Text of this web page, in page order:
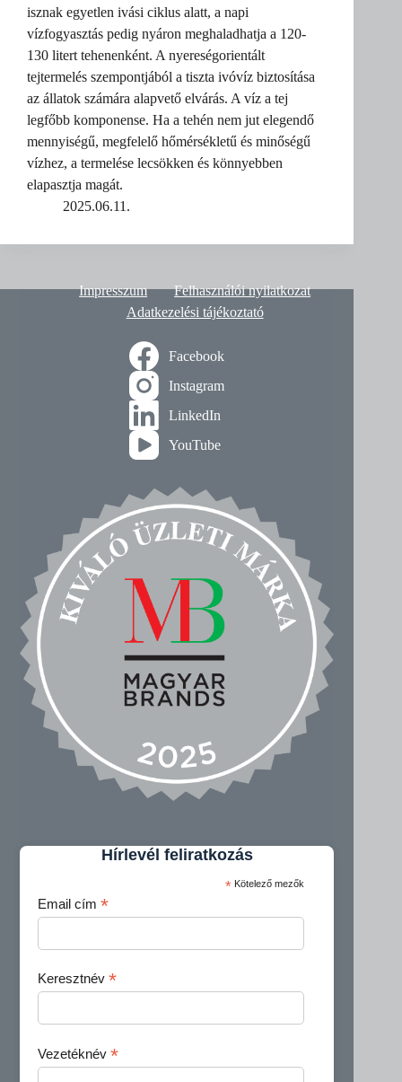
isznak egyetlen ivási ciklus alatt, a napi
vízfogyasztás pedig nyáron meghaladhatja a 120-
130 litert tehenenként. A nyereségorientált
tejtermelés szempontjából a tiszta ivóvíz biztosítása
az állatok számára alapvető elvárás. A víz a tej
legfőbb komponense. Ha a tehén nem jut elegendő
mennyiségű, megfelelő hőmérsékletű és minőségű
vízhez, a termelése lecsökken és könnyebben
elapasztja magát.
2025.06.11.
Impresszum
Felhasználói nyilatkozat
Adatkezelési tájékoztató
Facebook
Instagram
LinkedIn
YouTube
Hírlevél feliratkozás
* Kötelező mezők
Email cím*
Keresztnév*
Vezetéknév*